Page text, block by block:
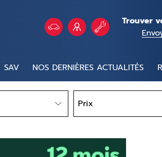
Trouver
SAV NOS DERNIÈRES ACTUALITÉS
Prix